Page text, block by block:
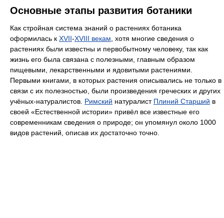
Основные этапы развития ботаники
Как стройная система знаний о растениях ботаника
оформилась к XVII-XVIII векам , хотя многие сведения о
растениях были известны и первобытному человеку, так как
жизнь его была связана с полезными, главным образом
пищевыми, лекарственными и ядовитыми растениями.
Первыми книгами, в которых растения описывались не только в
связи с их полезностью, были произведения греческих и других
учёных-натуралистов. Римский натуралист Плиний Старший в
своей «Естественной истории» привёл все известные его
современникам сведения о природе; он упомянул около 1000
видов растений, описав их достаточно точно.